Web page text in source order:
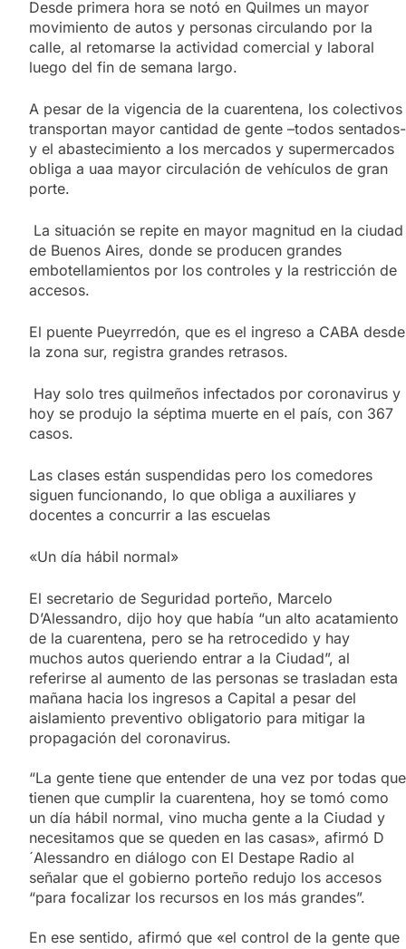
Desde primera hora se notó en Quilmes un mayor
movimiento de autos y personas circulando por la
calle, al retomarse la actividad comercial y laboral
luego del fin de semana largo.
A pesar de la vigencia de la cuarentena, los colectivos
transportan mayor cantidad de gente –todos sentados-
y el abastecimiento a los mercados y supermercados
obliga a uaa mayor circulación de vehículos de gran
porte.
La situación se repite en mayor magnitud en la ciudad
de Buenos Aires, donde se producen grandes
embotellamientos por los controles y la restricción de
accesos.
El puente Pueyrredón, que es el ingreso a CABA desde
la zona sur, registra grandes retrasos.
Hay solo tres quilmeños infectados por coronavirus y
hoy se produjo la séptima muerte en el país, con 367
casos.
Las clases están suspendidas pero los comedores
siguen funcionando, lo que obliga a auxiliares y
docentes a concurrir a las escuelas
«Un día hábil normal»
El secretario de Seguridad porteño, Marcelo
D’Alessandro, dijo hoy que había “un alto acatamiento
de la cuarentena, pero se ha retrocedido y hay
muchos autos queriendo entrar a la Ciudad”, al
referirse al aumento de las personas se trasladan esta
mañana hacia los ingresos a Capital a pesar del
aislamiento preventivo obligatorio para mitigar la
propagación del coronavirus.
“La gente tiene que entender de una vez por todas que
tienen que cumplir la cuarentena, hoy se tomó como
un día hábil normal, vino mucha gente a la Ciudad y
necesitamos que se queden en las casas», afirmó D
´Alessandro en diálogo con El Destape Radio al
señalar que el gobierno porteño redujo los accesos
“para focalizar los recursos en los más grandes”.
En ese sentido, afirmó que «el control de la gente que